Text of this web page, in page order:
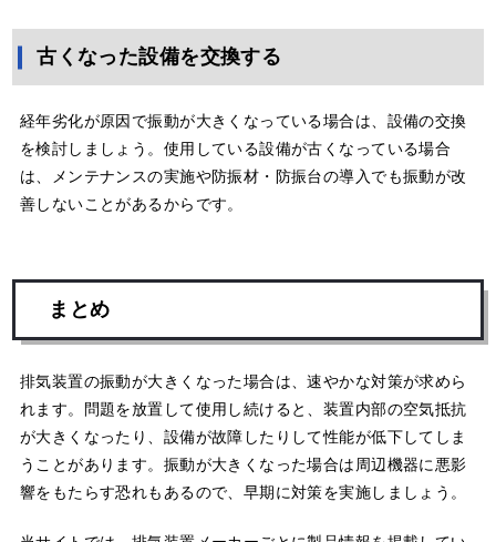
古くなった設備を交換する
経年劣化が原因で振動が大きくなっている場合は、設備の交換
を検討しましょう。使用している設備が古くなっている場合
は、メンテナンスの実施や防振材・防振台の導入でも振動が改
善しないことがあるからです。
まとめ
排気装置の振動が大きくなった場合は、速やかな対策が求めら
れます。問題を放置して使用し続けると、装置内部の空気抵抗
が大きくなったり、設備が故障したりして性能が低下してしま
うことがあります。振動が大きくなった場合は周辺機器に悪影
響をもたらす恐れもあるので、早期に対策を実施しましょう。